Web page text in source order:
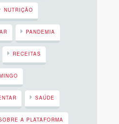
NUTRIÇÃO
PANDEMIA
RECEITAS
SAÚDE
A PLATAFORMA